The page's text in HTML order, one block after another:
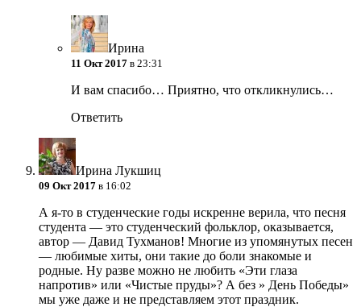
Ирина
11 Окт 2017 в 23:31
И вам спасибо… Приятно, что откликнулись…
Ответить
Ирина Лукшиц
09 Окт 2017 в 16:02
А я-то в студенческие годы искренне верила, что песня
студента — это студенческий фольклор, оказывается,
автор — Давид Тухманов! Многие из упомянутых песен
— любимые хиты, они такие до боли знакомые и
родные. Ну разве можно не любить «Эти глаза
напротив» или «Чистые пруды»? А без » День Победы»
мы уже даже и не представляем этот праздник.